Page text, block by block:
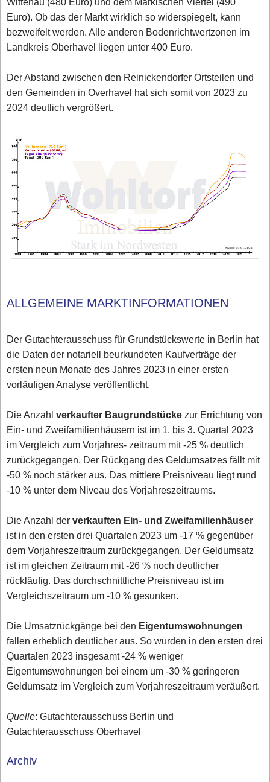
Euro). Ob das der Markt wirklich so widerspiegelt, kann
bezweifelt werden. Alle anderen Bodenrichtwertzonen im
Landkreis Oberhavel liegen unter 400 Euro.
Der Abstand zwischen den Reinickendorfer Ortsteilen und
den Gemeinden in Overhavel hat sich somit von 2023 zu
2024 deutlich vergrößert.
ALLGEMEINE MARKTINFORMATIONEN
Der Gutachterausschuss für Grundstückswerte in Berlin hat
die Daten der notariell beurkundeten Kaufverträge der
ersten neun Monate des Jahres 2023 in einer ersten
vorläufigen Analyse veröffentlicht.
Die Anzahlverkaufter Baugrundstückezur Errichtung von
Ein- und Zweifamilienhäusern ist im 1. bis 3. Quartal 2023
im Vergleich zum Vorjahres- zeitraum mit -25 % deutlich
zurückgegangen. Der Rückgang des Geldumsatzes fällt mit
-50 % noch stärker aus. Das mittlere Preisniveau liegt rund
-10 % unter dem Niveau des Vorjahreszeitraums.
Die Anzahl derverkauften Ein- und Zweifamilienhäuser
ist in den ersten drei Quartalen 2023 um -17 % gegenüber
dem Vorjahreszeitraum zurückgegangen. Der Geldumsatz
ist im gleichen Zeitraum mit -26 % noch deutlicher
rückläufig. Das durchschnittliche Preisniveau ist im
Vergleichszeitraum um -10 % gesunken.
Die Umsatzrückgänge bei den Eigentumswohnungen
fallen erheblich deutlicher aus. So wurden in den ersten drei
Quartalen 2023 insgesamt -24 % weniger
Eigentumswohnungen bei einem um -30 % geringeren
Geldumsatz im Vergleich zum Vorjahreszeitraum veräußert.
Quelle: Gutachterausschuss Berlin und
Gutachterausschuss Oberhavel
Archiv